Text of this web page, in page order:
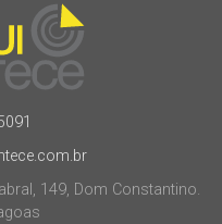
149, Dom Constantino.